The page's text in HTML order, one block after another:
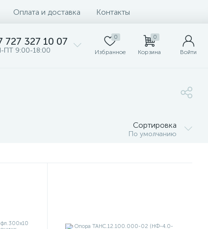
Оплата и доставка Контакты
727 327 10 07
ПТ 9:00-18:00
0
Избранное
0
Корзина Войти
Сортировка
По умолчанию